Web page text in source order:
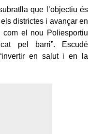
que l’objectiu és
districtes i avançar en
com el nou Poliesportiu
pel barri”. Escudé
en salut i en la